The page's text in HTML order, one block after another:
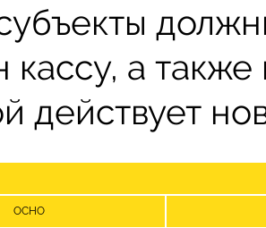
кассу, а
действует
ОСНО